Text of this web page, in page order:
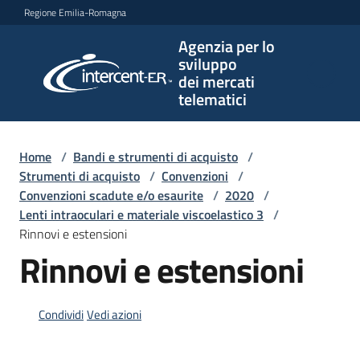
Vai al contenuto
Vai alla navigazione
Vai al footer
Regione Emilia-Romagna
Agenzia per lo
sviluppo
dei mercati
telematici
per lo
sviluppo
telematici
L'Agenzia
Home / Bandi e strumenti di acquisto /
Strumenti di acquisto / Convenzioni /
Convenzioni scadute e/o esaurite / 2020 /
Lenti intraoculari e materiale viscoelastico 3 /
Rinnovi e estensioni
Rinnovi e estensioni
CondividiVedi azioni